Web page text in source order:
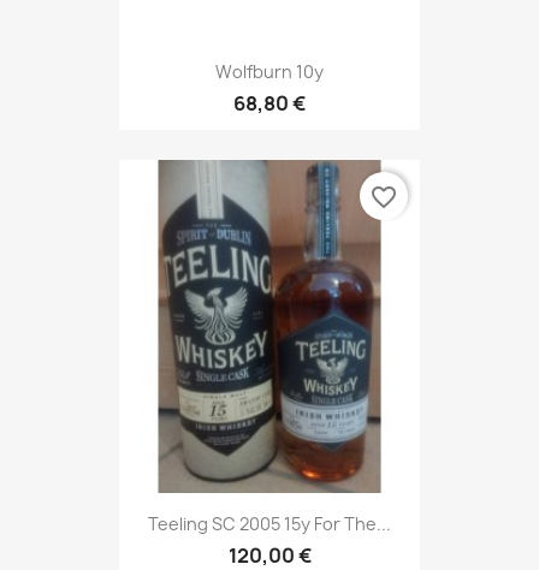
Wolfburn 10y
68,80 €
Teeling SC 2005 15y For The...
120,00 €
favorite_border